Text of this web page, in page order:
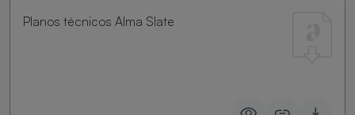
Planos técnicos Alma Slate